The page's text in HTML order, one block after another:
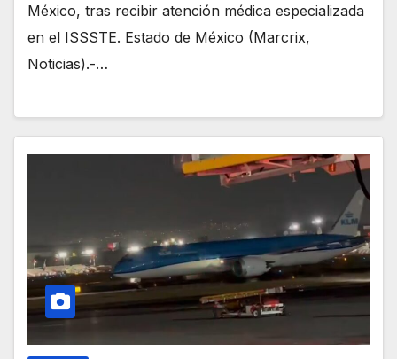
México, tras recibir atención médica especializada
en el ISSSTE. Estado de México (Marcrix,
Noticias).-…